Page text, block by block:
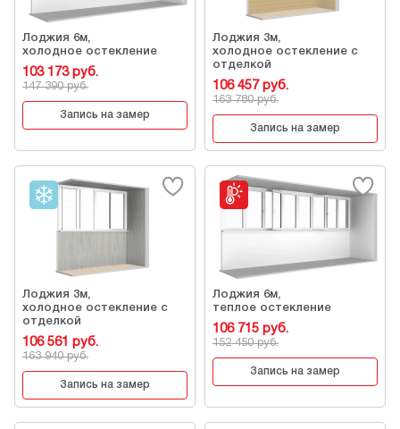
Лоджия 6м,
холодное остекление
103 173 руб.
147 390 руб.
Запись на замер
Лоджия 3м,
холодное остекление с
отделкой
106 457 руб.
163 780 руб.
Запись на замер
Лоджия 3м,
холодное остекление с
отделкой
106 561 руб.
163 940 руб.
Запись на замер
Лоджия 6м,
теплое остекление
106 715 руб.
152 450 руб.
Запись на замер